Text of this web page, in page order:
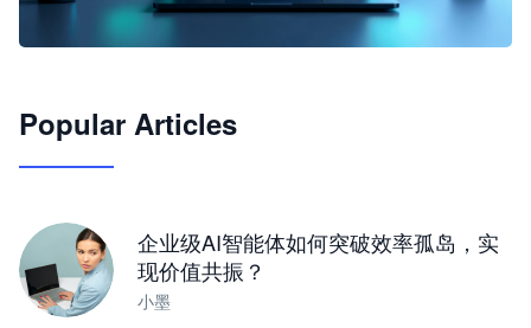
JimoClaw 桌面 AI Agent 工作台
Popular Articles
企业级AI智能体如何突破效率孤岛，实
现价值共振？
小墨